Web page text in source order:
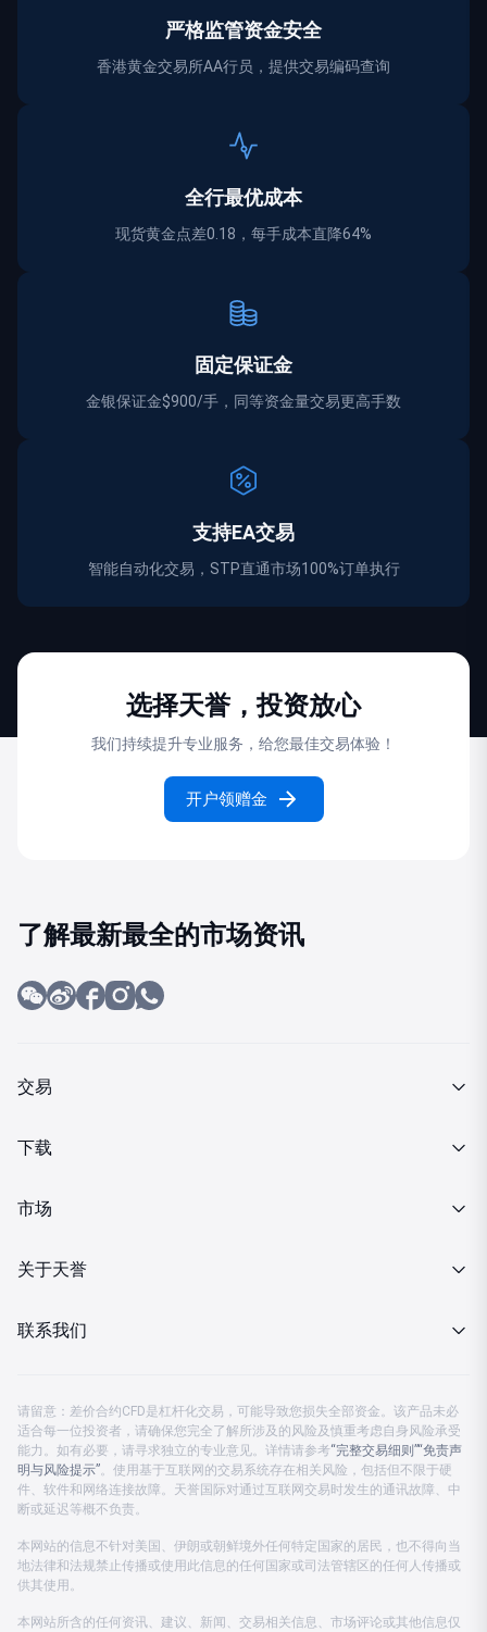
严格监管资金安全
香港黄金交易所AA行员，提供交易编码查询
全行最优成本
现货黄金点差0.18，每手成本直降64%
固定保证金
金银保证金$900/手，同等资金量交易更高手数
支持EA交易
智能自动化交易，STP直通市场100%订单执行
选择天誉，投资放心
我们持续提升专业服务，给您最佳交易体验！
开户领赠金
了解最新最全的市场资讯
交易
产品介绍
下载
MT4下载
市场
行情报价
金市快讯
投资月刊
关于天誉
关于我们
监管认证
公司公告
公司账户
联络我们
联系我们
中国大陆：4001203582
中国香港及海外：+852 37596888
请留意：差价合约CFD是杠杆化交易，可能导致您损失全部资金。该产品未必
适合每一位投资者，请确保您完全了解所涉及的风险及慎重考虑自身风险承受
能力。如有必要，请寻求独立的专业意见。详情请参考“完整交易细则”“免责声
明与风险提示”。使用基于互联网的交易系统存在相关风险，包括但不限于硬
件、软件和网络连接故障。天誉国际对通过互联网交易时发生的通讯故障、中
断或延迟等概不负责。
本网站的信息不针对美国、伊朗或朝鲜境外任何特定国家的居民，也不得向当
地法律和法规禁止传播或使用此信息的任何国家或司法管辖区的任何人传播或
供其使用。
本网站所含的任何资讯、建议、新闻、交易相关信息、市场评论或其他信息仅